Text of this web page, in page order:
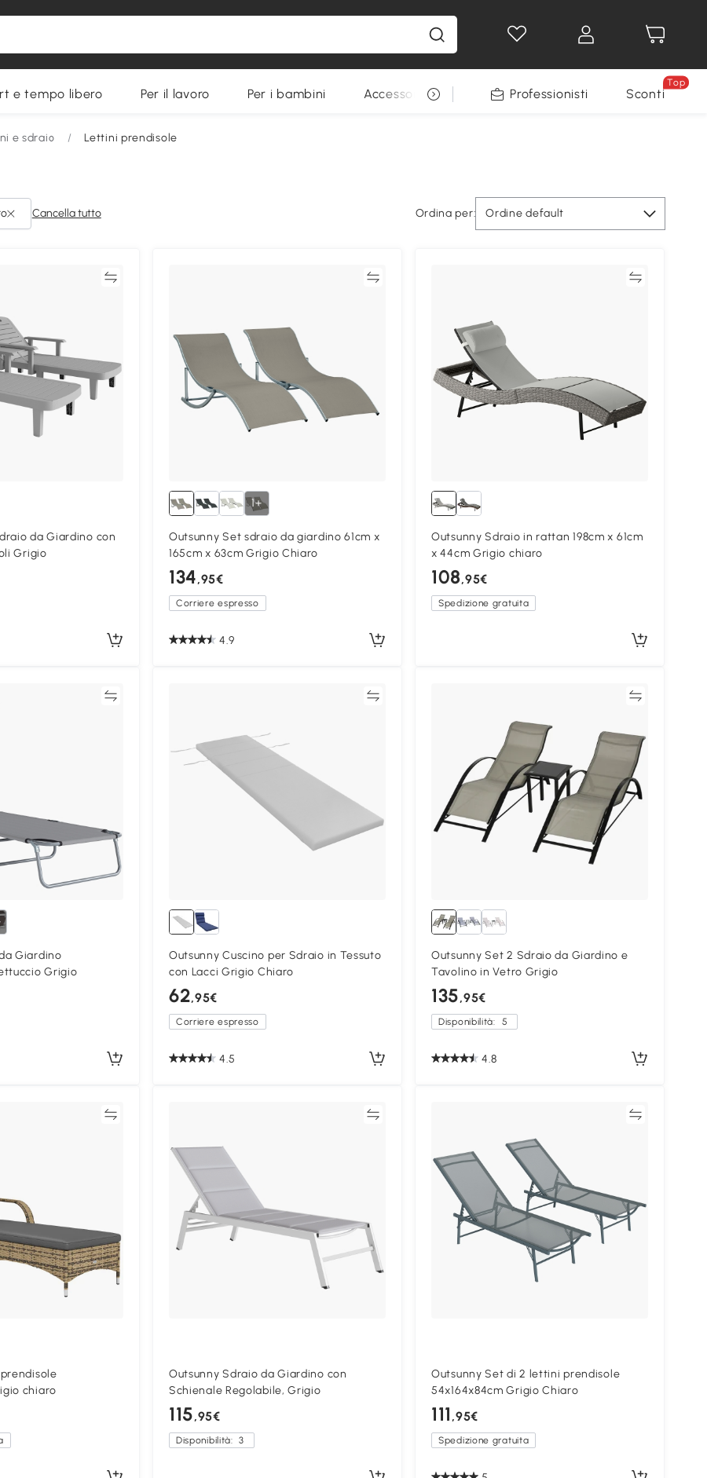
e tempo libero Per il lavoro Per i bambini Accessori per animali Professionisti Sconti
Top
e sdraio / Lettini prendisole
Ordina per: Ordine default
Cancella tutto
da Giardino con
Grigio
1+
Outsunny Set sdraio da giardino 61cm x
165cm x 63cm Grigio Chiaro
134,95€
Corriere espresso
4.9
Outsunny Sdraio in rattan 198cm x 61cm
x 44cm Grigio chiaro
108,95€
Spedizione gratuita
Giardino
Grigio
Outsunny Cuscino per Sdraio in Tessuto
con Lacci Grigio Chiaro
62,95€
Corriere espresso
4.5
Outsunny Set 2 Sdraio da Giardino e
Tavolino in Vetro Grigio
135,95€
Disponibilità: 5
4.8
chiaro
Outsunny Sdraio da Giardino con
Schienale Regolabile, Grigio
115,95€
Disponibilità: 3
Outsunny Set di 2 lettini prendisole
54x164x84cm Grigio Chiaro
111 ,95€
Spedizione gratuita